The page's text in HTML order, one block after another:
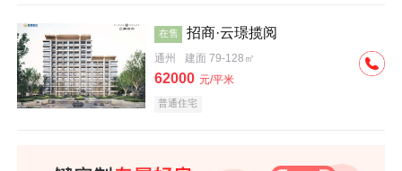
在售 招商·云璟揽阅
通州 建面 79-128㎡
62000 元/平米
普通住宅